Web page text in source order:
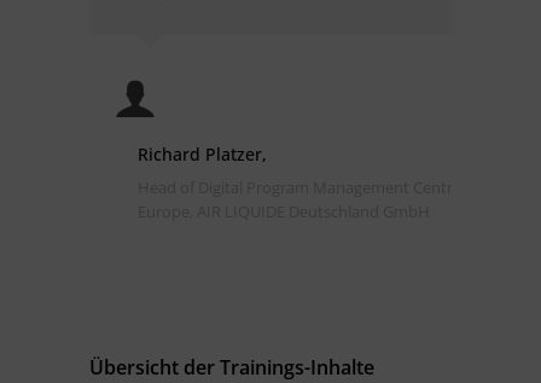
Richard Platzer,
Übersicht der Trainings-Inhalte